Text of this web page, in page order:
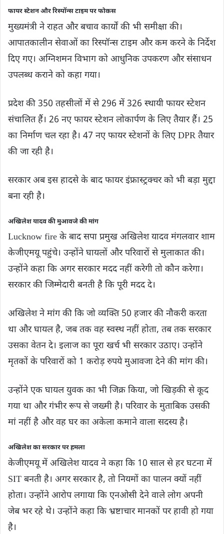
फायर स्टेशन और रिस्पॉन्स टाइम पर फोकस
मुख्यमंत्री ने राहत और बचाव कार्यों की भी समीक्षा की।
आपातकालीन सेवाओं का रिस्पॉन्स टाइम और कम करने के निर्देश
दिए गए। अग्निशमन विभाग को आधुनिक उपकरण और संसाधन
उपलब्ध कराने को कहा गया।
प्रदेश की 350 तहसीलों में से 296 में 326 स्थायी फायर स्टेशन
संचालित हैं। 26 नए फायर स्टेशन लोकार्पण के लिए तैयार हैं। 25
का निर्माण चल रहा है। 47 नए फायर स्टेशनों के लिए DPR तैयार
की जा रही है।
सरकार अब इस हादसे के बाद फायर इंफ्रास्ट्रक्चर को भी बड़ा मुद्दा
बना रही है।
अखिलेश यादव की मुआवजे की मांग
Lucknow fire के बाद सपा प्रमुख अखिलेश यादव मंगलवार शाम
केजीएमयू पहुंचे। उन्होंने घायलों और परिवारों से मुलाकात की।
उन्होंने कहा कि अगर सरकार मदद नहीं करेगी तो कौन करेगा।
सरकार की जिम्मेदारी बनती है कि पूरी मदद दे।
अखिलेश ने मांग की कि जो व्यक्ति 50 हजार की नौकरी करता
था और घायल है, जब तक वह स्वस्थ नहीं होता, तब तक सरकार
उसका वेतन दे। इलाज का पूरा खर्च भी सरकार उठाए। उन्होंने
मृतकों के परिवारों को 1 करोड़ रुपये मुआवजा देने की मांग की।
उन्होंने एक घायल युवक का भी जिक्र किया, जो खिड़की से कूद
गया था और गंभीर रूप से जख्मी है। परिवार के मुताबिक उसकी
मां नहीं है और वह घर का अकेला कमाने वाला सदस्य है।
अखिलेश का सरकार पर हमला
केजीएमयू में अखिलेश यादव ने कहा कि 10 साल से हर घटना में
SIT बनती है। अगर सरकार है, तो नियमों का पालन क्यों नहीं
होता। उन्होंने आरोप लगाया कि एनओसी देने वाले लोग अपनी
जेब भर रहे थे। उन्होंने कहा कि भ्रष्टाचार मानकों पर हावी हो गया
है।